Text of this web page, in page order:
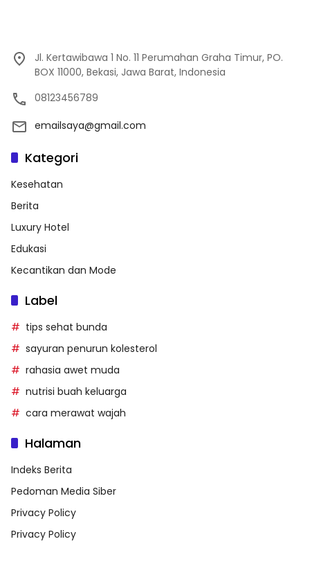
Jl. Kertawibawa 1 No. 11 Perumahan Graha Timur, PO.
BOX 11000, Bekasi, Jawa Barat, Indonesia
08123456789
emailsaya@gmail.com
Kategori
Kesehatan
Berita
Luxury Hotel
Edukasi
Kecantikan dan Mode
Label
tips sehat bunda
sayuran penurun kolesterol
rahasia awet muda
nutrisi buah keluarga
cara merawat wajah
Halaman
Indeks Berita
Pedoman Media Siber
Privacy Policy
Privacy Policy